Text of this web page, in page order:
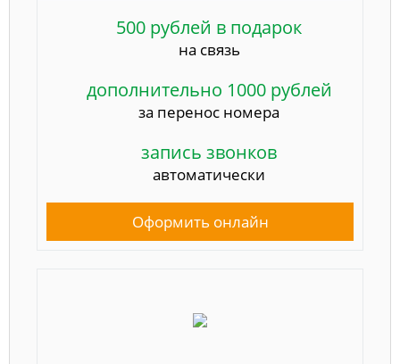
500 рублей в подарок
на связь
дополнительно 1000 рублей
за перенос номера
запись звонков
автоматически
Оформить онлайн